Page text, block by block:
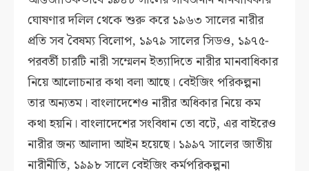
ঘোষণার দলিল থেকে শুরু করে ১৯৬৩ সালের নারীর
প্রতি সব বৈষম্য বিলোপ, ১৯৭৯ সালের সিডও, ১৯৭৫-
পরবর্তী চারটি নারী সম্মেলন ইত্যাদিতে নারীর মানবাধিকার
নিয়ে আলোচনার কথা বলা আছে। বেইজিং পরিকল্পনা
তার অন্যতম। বাংলাদেশেও নারীর অধিকার নিয়ে কম
কথা হয়নি। বাংলাদেশের সংবিধান তো বটে, এর বাইরেও
নারীর জন্য আলাদা আইন হয়েছে। ১৯৯৭ সালের জাতীয়
নারীনীতি, ১৯৯৮ সালে বেইজিং কর্মপরিকল্পনা